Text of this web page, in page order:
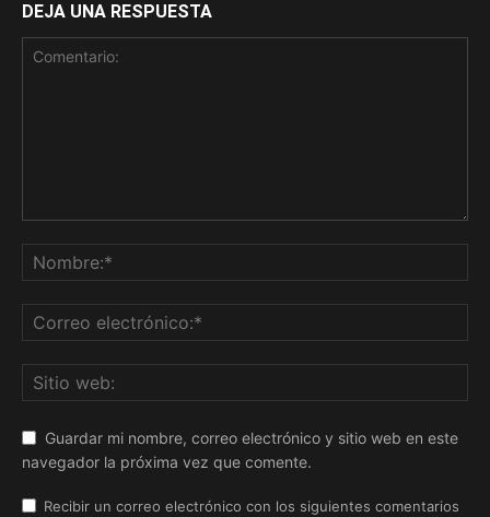
DEJA UNA RESPUESTA
Guardar mi nombre, correo electrónico y sitio web en este
navegador la próxima vez que comente.
Recibir un correo electrónico con los siguientes comentarios